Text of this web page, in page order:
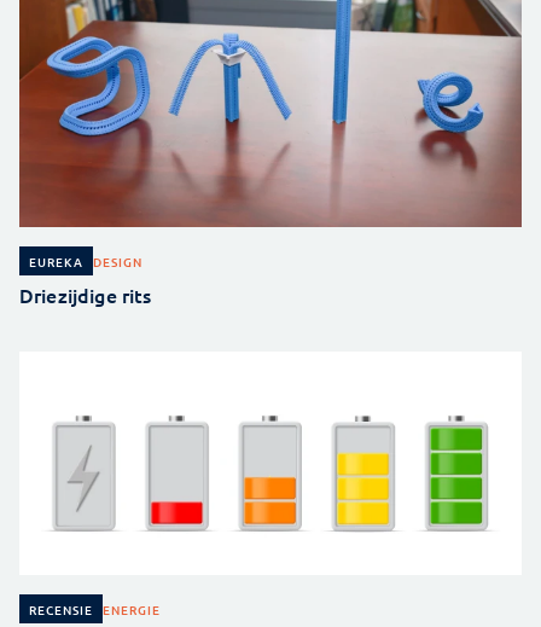
EUREKA DESIGN
Driezijdige rits
RECENSIE ENERGIE